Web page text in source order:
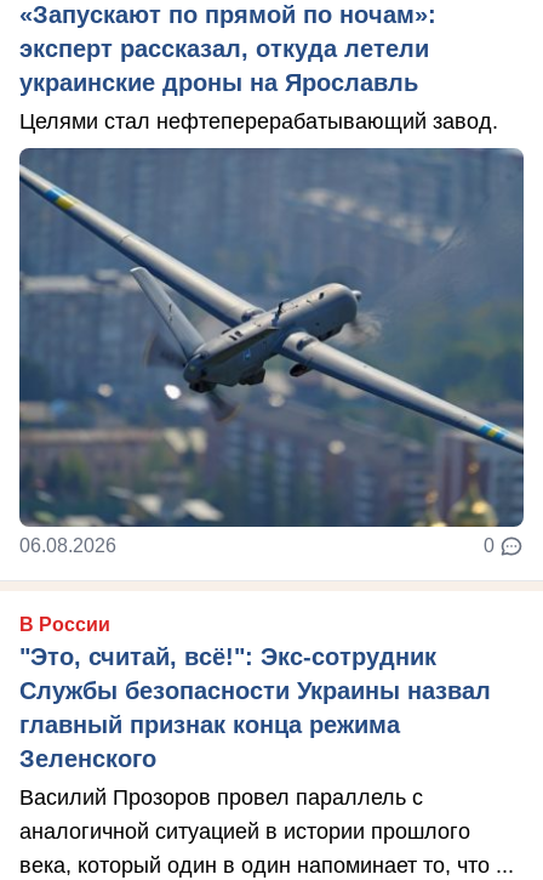
«Запускают по прямой по ночам»:
эксперт рассказал, откуда летели
украинские дроны на Ярославль
Целями стал нефтеперерабатывающий завод.
06.08.2026 0
В России
"Это, считай, всё!": Экс-сотрудник
Службы безопасности Украины назвал
главный признак конца режима
Зеленского
Василий Прозоров провел параллель с
аналогичной ситуацией в истории прошлого
века, который один в один напоминает то, что ...